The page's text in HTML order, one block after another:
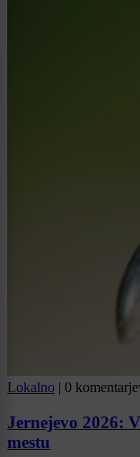
Lokalno | 0
Jernejevo 2026:
mestu